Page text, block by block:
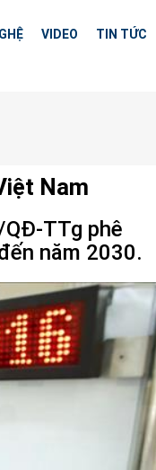
VIDEO TIN TỨC
Nam
QĐ-TTg phê
năm 2030.